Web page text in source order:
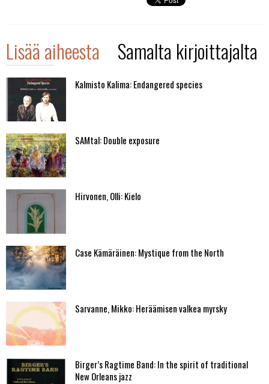
Lisää aiheesta Samalta kirjoittajalta
Kalmisto Kalima: Endangered species
SAMtal: Double exposure
Hirvonen, Olli: Kielo
Case Kämäräinen: Mystique from the North
Sarvanne, Mikko: Heräämisen valkea myrsky
Birger’s Ragtime Band: In the spirit of traditional
New Orleans jazz